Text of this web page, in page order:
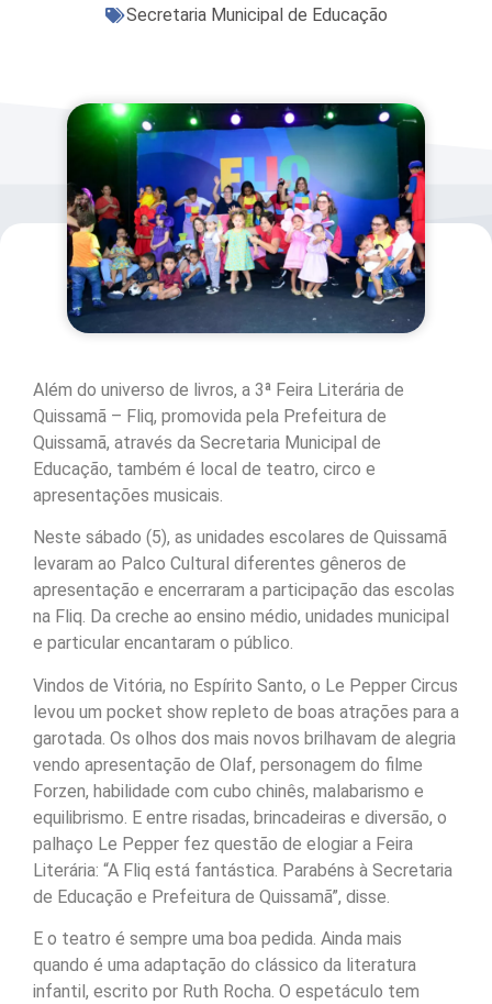
Secretaria Municipal de Educação
Além do universo de livros, a 3ª Feira Literária de
Quissamã – Fliq, promovida pela Prefeitura de
Quissamã, através da Secretaria Municipal de
Educação, também é local de teatro, circo e
apresentações musicais.
Neste sábado (5), as unidades escolares de Quissamã
levaram ao Palco Cultural diferentes gêneros de
apresentação e encerraram a participação das escolas
na Fliq. Da creche ao ensino médio, unidades municipal
e particular encantaram o público.
Vindos de Vitória, no Espírito Santo, o Le Pepper Circus
levou um pocket show repleto de boas atrações para a
garotada. Os olhos dos mais novos brilhavam de alegria
vendo apresentação de Olaf, personagem do filme
Forzen, habilidade com cubo chinês, malabarismo e
equilibrismo. E entre risadas, brincadeiras e diversão, o
palhaço Le Pepper fez questão de elogiar a Feira
Literária: “A Fliq está fantástica. Parabéns à Secretaria
de Educação e Prefeitura de Quissamã”, disse.
E o teatro é sempre uma boa pedida. Ainda mais
quando é uma adaptação do clássico da literatura
infantil, escrito por Ruth Rocha. O espetáculo tem